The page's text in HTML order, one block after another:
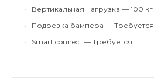
•
Вертикальная нагрузка — 100 кг
•
Подрезка бампера — Требуется
•
Smart connect — Требуется